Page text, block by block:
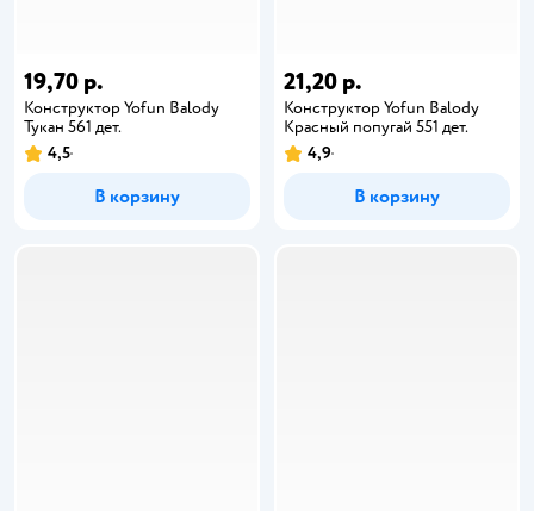
19,70 р.
Конструктор Yofun Balody
Тукан 561 дет.
4,5
В корзину
21,20 р.
Конструктор Yofun Balody
Красный попугай 551 дет.
4,9
В корзину